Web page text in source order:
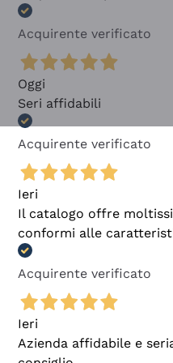
Acquirente verificato
Oggi
Seri affidabili
Acquirente verificato
Ieri
Il catalogo offre
conformi alle
Acquirente verificato
Ieri
Azienda affidabile e